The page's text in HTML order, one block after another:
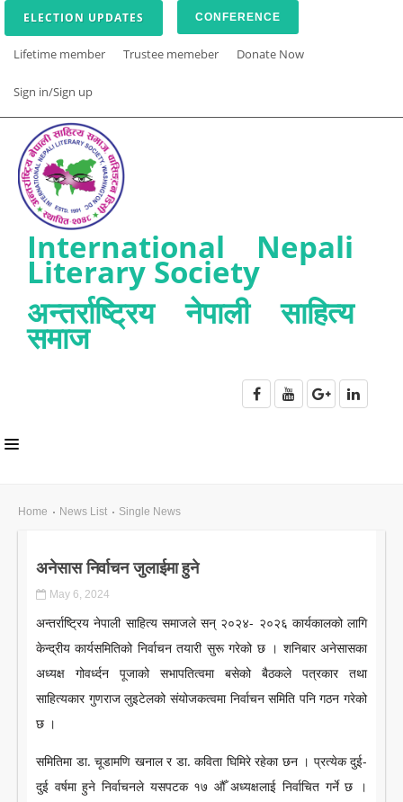
ELECTION UPDATES CONFERENCE
Lifetime member Trustee memeber Donate Now
Sign in/Sign up
International Nepali
Literary Society
अन्तर्राष्ट्रिय नेपाली साहित्य
समाज
INLS CHAPTER
EVENTS
NEWS
GALLERY
Home News List Single News
अनेसास निर्वाचन जुलाईमा हुने
May 6, 2024
अन्तर्राष्ट्रिय नेपाली साहित्य समाजले सन् २०२४- २०२६ कार्यकालको लागि
केन्द्रीय कार्यसमितिको निर्वाचन तयारी सुरू गरेको छ । शनिबार अनेसासका
अध्यक्ष गोवर्ध्दन पूजाको सभापतित्वमा बसेको बैठकले पत्रकार तथा
साहित्यकार गुणराज लुइटेलको संयोजकत्वमा निर्वाचन समिति पनि गठन गरेको
छ ।
समितिमा डा. चूडामणि खनाल र डा. कविता घिमिरे रहेका छन । प्रत्येक दुई-
दुई वर्षमा हुने निर्वाचनले यसपटक १७ औँ अध्यक्षलाई निर्वाचित गर्ने छ ।